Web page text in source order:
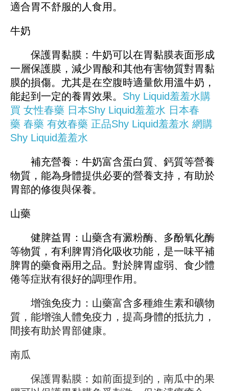
適合胃不舒服的人食用。
牛奶
保護胃黏膜：牛奶可以在胃黏膜表面形成
一層保護膜，減少胃酸和其他有害物質對胃黏
膜的損傷。尤其是在空腹時適量飲用溫牛奶，
能起到一定的養胃效果。 Shy Liquid羞羞水購
買 女性春藥 日本Shy Liquid羞羞水 日本春
藥 春藥 有效春藥 正品Shy Liquid羞羞水 網購
Shy Liquid羞羞水
補充營養：牛奶富含蛋白質、鈣質等營養
物質，能為身體提供必要的營養支持，有助於
胃部的修復與保養。
山藥
健脾益胃：山藥含有澱粉酶、多酚氧化酶
等物質，有利脾胃消化吸收功能，是一味平補
脾胃的藥食兩用之品。對於脾胃虛弱、食少體
倦等症狀有很好的調理作用。
增強免疫力：山藥富含多種維生素和礦物
質，能增強人體免疫力，提高身體的抵抗力，
間接有助於胃部健康。
南瓜
保護胃黏膜：如前面提到的，南瓜中的果